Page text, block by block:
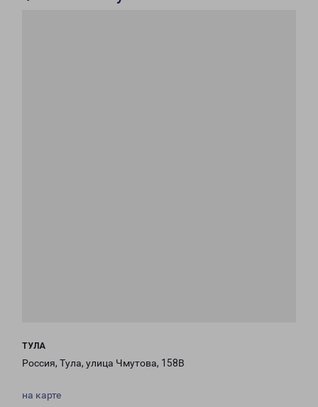
ТУЛА
Россия, Тула, улица Чмутова, 158В
на карте